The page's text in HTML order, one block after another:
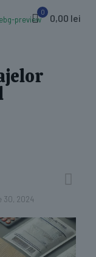
0
0,00 lei
30, 2024